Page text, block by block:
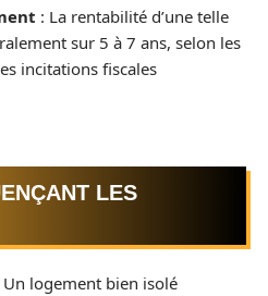
: La rentabilité d’une telle
sur 5 à 7 ans, selon les
incitations fiscales
LES
Un logement bien isolé